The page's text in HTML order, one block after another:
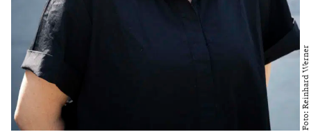
Foto: Reinhard Werner